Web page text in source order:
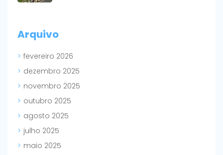
Arquivo
fevereiro 2026
dezembro 2025
novembro 2025
outubro 2025
agosto 2025
julho 2025
maio 2025